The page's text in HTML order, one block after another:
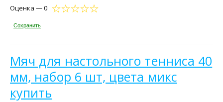
Оценка — 0
Сохранить
Мяч для настольного тенниса 40
мм, набор 6 шт, цвета микс
купить